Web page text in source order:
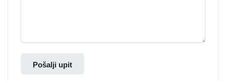
Pošalji upit